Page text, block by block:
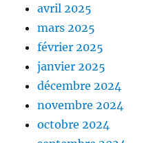
avril 2025
mars 2025
février 2025
janvier 2025
décembre 2024
novembre 2024
octobre 2024